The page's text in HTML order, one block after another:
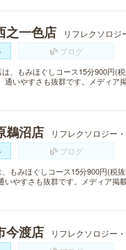
之一色店 リフレクソロジ
ブログ
、もみほぐしコース15分900円(
いやすさも抜群です。メディア掲
鵜沼店 リフレクソロジー
ブログ
もみほぐしコース15分900円(税
やすさも抜群です。メディア掲載
今渡店 リフレクソロジー